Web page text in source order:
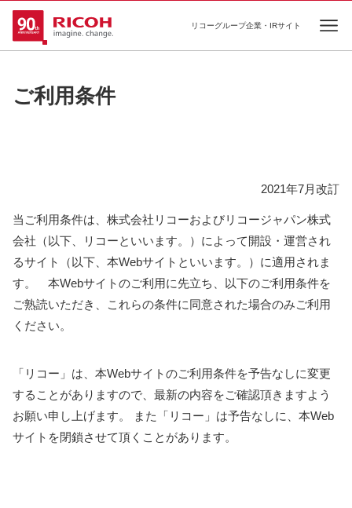
リコーグループ企業・IRサイト
ご利用条件
2021年7月改訂
当ご利用条件は、株式会社リコーおよびリコージャパン株式
会社（以下、リコーといいます。）によって開設・運営され
るサイト（以下、本Webサイトといいます。）に適用されま
す。 本Webサイトのご利用に先立ち、以下のご利用条件を
ご熟読いただき、これらの条件に同意された場合のみご利用
ください。
「リコー」は、本Webサイトのご利用条件を予告なしに変更
することがありますので、最新の内容をご確認頂きますよう
お願い申し上げます。 また「リコー」は予告なしに、本Web
サイトを閉鎖させて頂くことがあります。